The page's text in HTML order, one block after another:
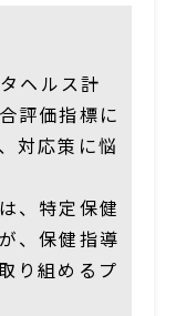
ヘルス計
評価指標に
対応策に悩
、特定保健
、保健指導
り組めるプ